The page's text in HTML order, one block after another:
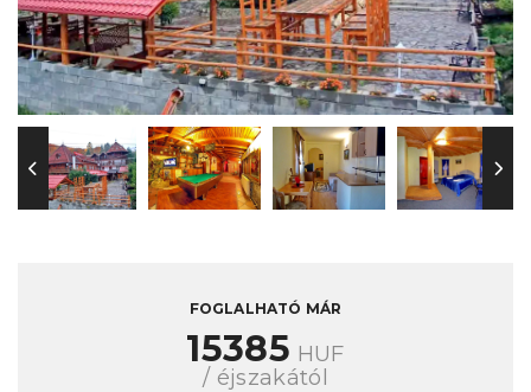
FOGLALHATÓ MÁR
15385 HUF
/ éjszakától